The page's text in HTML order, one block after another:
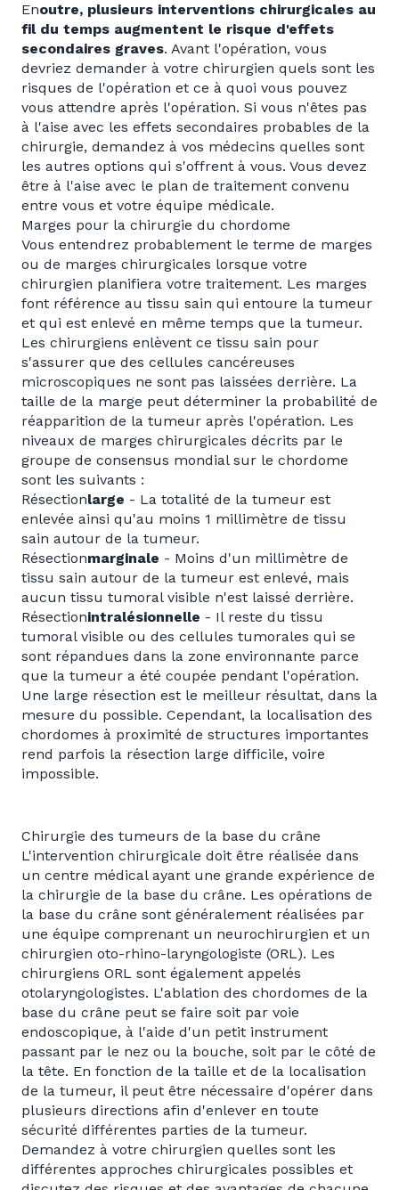
Enoutre, plusieurs interventions chirurgicales au
fil du temps augmentent le risque d'effets
secondaires graves. Avant l'opération, vous
devriez demander à votre chirurgien quels sont les
risques de l'opération et ce à quoi vous pouvez
vous attendre après l'opération. Si vous n'êtes pas
à l'aise avec les effets secondaires probables de la
chirurgie, demandez à vos médecins quelles sont
les autres options qui s'offrent à vous. Vous devez
être à l'aise avec le plan de traitement convenu
entre vous et votre équipe médicale.
Marges pour la chirurgie du chordome
Vous entendrez probablement le terme de marges
ou de marges chirurgicales lorsque votre
chirurgien planifiera votre traitement. Les marges
font référence au tissu sain qui entoure la tumeur
et qui est enlevé en même temps que la tumeur.
Les chirurgiens enlèvent ce tissu sain pour
s'assurer que des cellules cancéreuses
microscopiques ne sont pas laissées derrière. La
taille de la marge peut déterminer la probabilité de
réapparition de la tumeur après l'opération. Les
niveaux de marges chirurgicales décrits par le
groupe de consensus mondial sur le chordome
sont les suivants :
Résectionlarge - La totalité de la tumeur est
enlevée ainsi qu'au moins 1 millimètre de tissu
sain autour de la tumeur.
Résectionmarginale - Moins d'un millimètre de
tissu sain autour de la tumeur est enlevé, mais
aucun tissu tumoral visible n'est laissé derrière.
Résectionintralésionnelle - Il reste du tissu
tumoral visible ou des cellules tumorales qui se
sont répandues dans la zone environnante parce
que la tumeur a été coupée pendant l'opération.
Une large résection est le meilleur résultat, dans la
mesure du possible. Cependant, la localisation des
chordomes à proximité de structures importantes
rend parfois la résection large difficile, voire
impossible.
Chirurgie des tumeurs de la base du crâne
L'intervention chirurgicale doit être réalisée dans
un centre médical ayant une grande expérience de
la chirurgie de la base du crâne. Les opérations de
la base du crâne sont généralement réalisées par
une équipe comprenant un neurochirurgien et un
chirurgien oto-rhino-laryngologiste (ORL). Les
chirurgiens ORL sont également appelés
otolaryngologistes. L'ablation des chordomes de la
base du crâne peut se faire soit par voie
endoscopique, à l'aide d'un petit instrument
passant par le nez ou la bouche, soit par le côté de
la tête. En fonction de la taille et de la localisation
de la tumeur, il peut être nécessaire d'opérer dans
plusieurs directions afin d'enlever en toute
sécurité différentes parties de la tumeur.
Demandez à votre chirurgien quelles sont les
différentes approches chirurgicales possibles et